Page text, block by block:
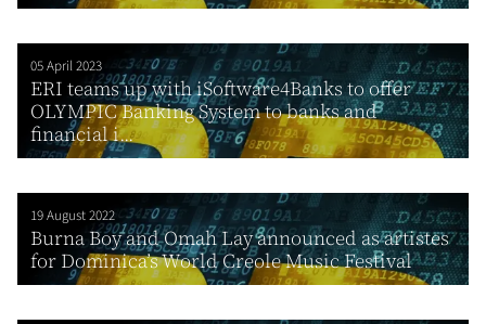
05 April 2023
ERI teams up with iSoftware4Banks to offer
OLYMPIC Banking System to banks and
financial i...
19 August 2022
Burna Boy and Omah Lay announced as artistes
for Dominica’s World Creole Music Festival